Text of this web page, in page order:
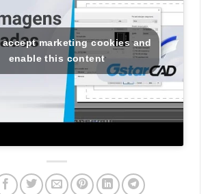
marketing cookies and
enable this content